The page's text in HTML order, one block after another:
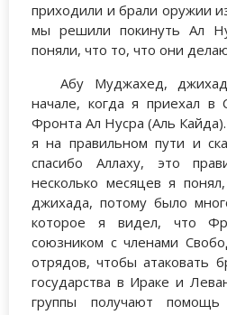
приходили и брали оружии
мы решили покинуть Ал
поняли, что то, что они
Абу Муджахед,
начале, когда я приехал в
Фронта Ал Нусра (Аль
я на правильном пути и
спасибо Аллаху, это
несколько месяцев я
джихада, потому было
которое я видел, что
союзником с членами
отрядов, чтобы атаковать
государства в Ираке и
группы получают